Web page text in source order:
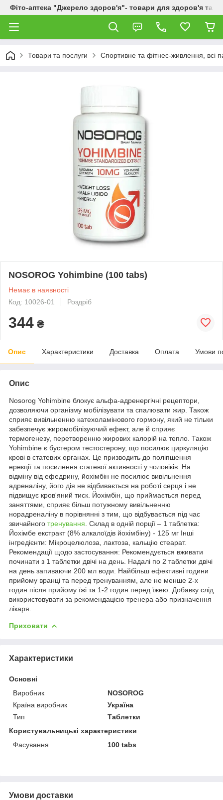
Фіто-аптека "Джерело здоров'я"- товари для здоров'я та
Товари та послуги Спортивне та фітнес-живлення, всі
NOSOROG Yohimbine (100 tabs)
Немає в наявності
Код: 10026-01
Роздріб
344 ₴
Опис Характеристики Доставка Оплата Умови
Опис
Nosorog Yohimbine блокує альфа-адренергічні рецептори,
дозволяючи організму мобілізувати та спалювати жир. Також
сприяє вивільненню катехоламінового гормону, який не тільки
забезпечує жиромобілізуючий ефект, але й сприяє
термогенезу, перетворенню жирових калорій на тепло. Також
Yohimbine є бустером тестостерону, що посилює циркуляцію
крові в статевих органах. Це призводить до поліпшення
ерекції та посилення статевої активності у чоловіків. На
відміну від ефедрину, йохімбін не посилює вивільнення
адреналіну, його дія не відбивається на роботі серця і не
підвищує кров'яний тиск. Йохімбін, що приймається перед
заняттями, сприяє більш потужному вивільненню
норадреналіну в порівнянні з тим, що відбувається під час
звичайного тренування . Склад в одній порції – 1 таблетка:
Йохімбе екстракт (8% алкалоїдів йохімбіну) - 125 мг Інші
інгредієнти: Мікроцелюлоза, лактоза, кальцію стеарат.
Рекомендації щодо застосування: Рекомендується вживати
починати з 1 таблетки двічі на день. Надалі по 2 таблетки двічі
на день запиваючи 200 мл води. Найбільш ефективні години
прийому вранці та перед тренуванням, але не менше 2-х
годин після прийому їжі та 1-2 годин перед їжею. Добавку слід
використовувати за рекомендацією тренера або призначення
лікаря.
Приховати
Характеристики
Основні
Виробник
NOSOROG
Країна виробник
Україна
Тип
Таблетки
Користувальницькі характеристики
Фасування
100 tabs
Умови доставки